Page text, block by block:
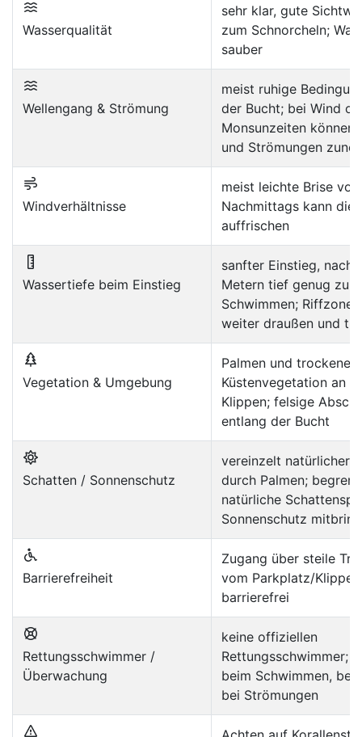
Wasserqualität
sehr klar, gute
zum Schnorcheln;
sauber
Wellengang & Strömung
meist ruhige
der Bucht; bei Wind
Monsunzeiten können
und Strömungen
Windverhältnisse
meist leichte Brise
Nachmittags kann die
auffrischen
Wassertiefe beim Einstieg
sanfter Einstieg, nach
Metern tief genug zum
Schwimmen;
weiter draußen und
Vegetation & Umgebung
Palmen und trockene
Küstenvegetation an
Klippen; felsige
entlang der Bucht
Schatten / Sonnenschutz
vereinzelt natürlicher
durch Palmen;
natürliche
Sonnenschutz
Barrierefreiheit
Zugang über steile
vom Parkplatz/Klippe;
barrierefrei
Rettungsschwimmer /
Überwachung
keine offiziellen
Rettungsschwimmer;
beim Schwimmen,
bei Strömungen